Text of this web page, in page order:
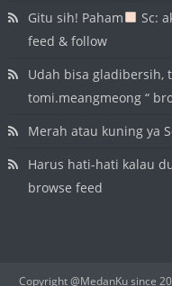
Gitu sih! Paham
Sc:
feed & follow
Udah bisa
tomi.meangmeong “
Merah atau kuning ya
Harus hati-hati kalau
browse feed
Copyright @MedanKu since